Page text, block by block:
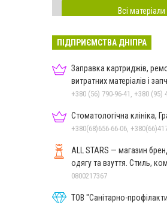
Всі матеріали
ПІДПРИЄМСТВА ДНІПРА
Заправка картриджів,
витратних матеріалів і
Стоматологічна клініка,
+380(68)656-66-06,
ALL STARS — магазин
одягу та взуття. Стиль,
моделі
0800217367
ТОВ "Санітарно-